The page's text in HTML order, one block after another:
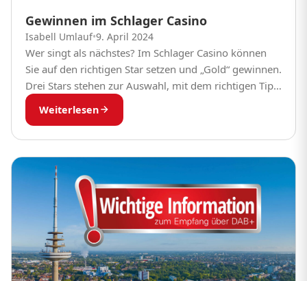
Gewinnen im Schlager Casino
Isabell Umlauf•9. April 2024
Wer singt als nächstes? Im Schlager Casino können
Sie auf den richtigen Star setzen und „Gold“ gewinnen.
Drei Stars stehen zur Auswahl, mit dem richtigen Tipp
auf den nächsten Schlager,...
Weiterlesen